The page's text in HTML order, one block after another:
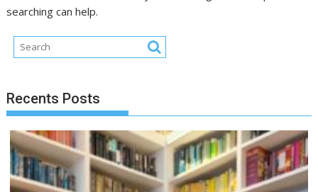
searching can help.
Recents Posts